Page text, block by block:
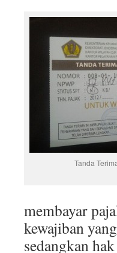
Tanda
membayar
kewajiban
sedangkan